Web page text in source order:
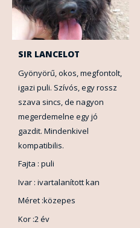
SIR LANCELOT
Gyönyörű, okos, megfontolt,
igazi puli. Szívós, egy rossz
szava sincs, de nagyon
megerdemelne egy jó
gazdit. Mindenkivel
kompatibilis.
Fajta : puli
Ivar : ivartalanított kan
Méret :közepes
Kor :2 év